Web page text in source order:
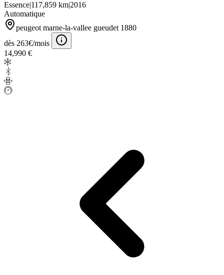
Essence|117,859 km|2016
Automatique
peugeot marne-la-vallee gueudet 1880
dès 263€/mois
14,990 €